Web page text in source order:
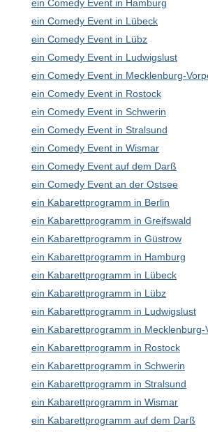
ein Comedy Event in Hamburg
ein Comedy Event in Lübeck
ein Comedy Event in Lübz
ein Comedy Event in Ludwigslust
ein Comedy Event in Mecklenburg-
ein Comedy Event in Rostock
ein Comedy Event in Schwerin
ein Comedy Event in Stralsund
ein Comedy Event in Wismar
ein Comedy Event auf dem Darß
ein Comedy Event an der Ostsee
ein Kabarettprogramm in Berlin
ein Kabarettprogramm in Greifswald
ein Kabarettprogramm in Güstrow
ein Kabarettprogramm in Hamburg
ein Kabarettprogramm in Lübeck
ein Kabarettprogramm in Lübz
ein Kabarettprogramm in Ludwigslust
ein Kabarettprogramm in
ein Kabarettprogramm in Rostock
ein Kabarettprogramm in Schwerin
ein Kabarettprogramm in Stralsund
ein Kabarettprogramm in Wismar
ein Kabarettprogramm auf dem Darß